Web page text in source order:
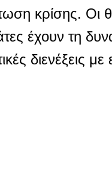
κρίσης. Οι
έχουν τη
διενέξεις